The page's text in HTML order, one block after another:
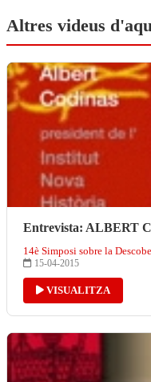
Altres videus
Entrevista: ALBERT
14è Simposi sobre la
15-04-2015
VISUALITZA